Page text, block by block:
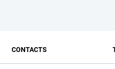
CONTACTS